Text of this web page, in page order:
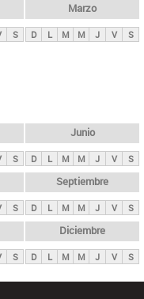
S
Marzo
D L M M J V S
S
Junio
D L M M J V S
S
Septiembre
D L M M J V S
S
Diciembre
D L M M J V S